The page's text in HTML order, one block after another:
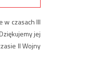
w czasach III
jej
II Wojny